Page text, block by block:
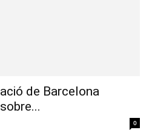
de Barcelona
0